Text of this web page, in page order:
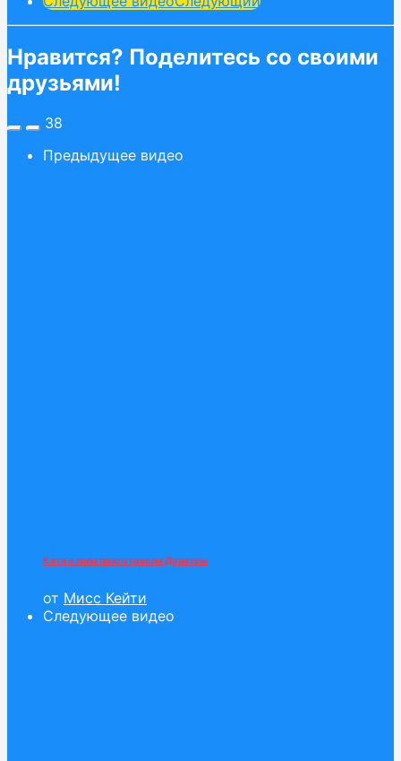
Нравится? Поделитесь со своими
друзьями!
38
Предыдущее видео
Катя и папа приготовили Донатсы
от Мисс Кейти
Следующее видео